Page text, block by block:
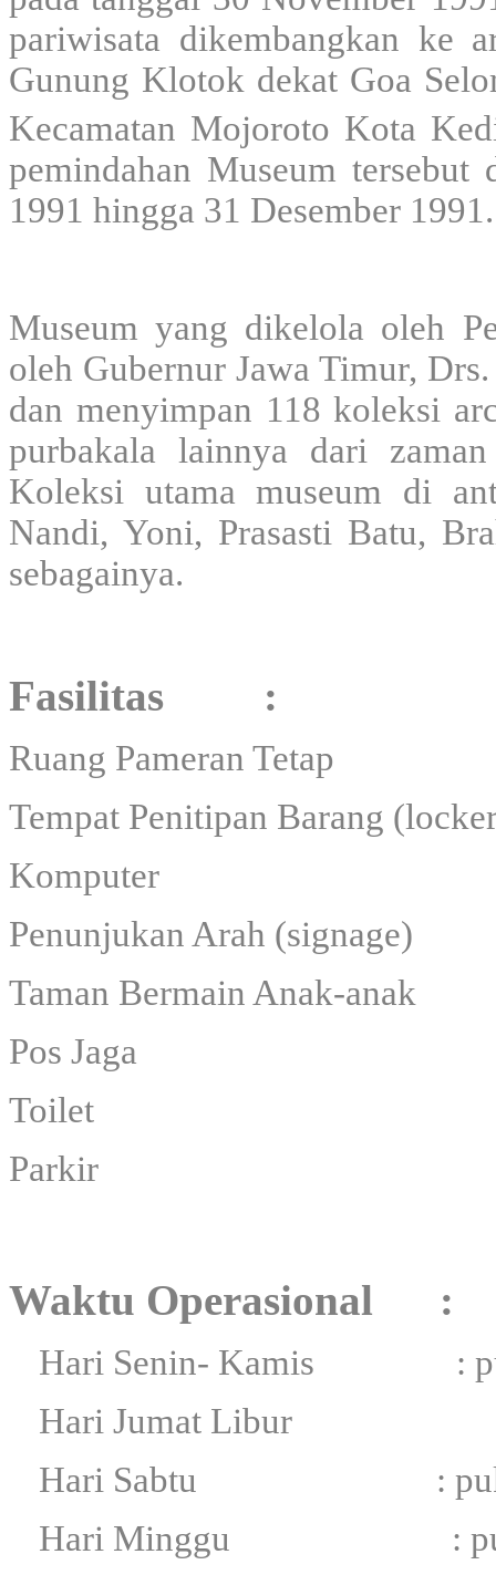
pariwisata dikembangkan ke
Gunung Klotok dekat Goa
Kecamatan Mojoroto Kota
pemindahan Museum
1991 hingga 31 Desember 1991.
Museum yang dikelola oleh
oleh Gubernur Jawa Timur,
dan menyimpan 118 koleksi
purbakala lainnya dari
Koleksi utama museum di
Nandi, Yoni, Prasasti Batu,
sebagainya.
Fasilitas :
Ruang Pameran Tetap
Tempat Penitipan Barang
Komputer
Penunjukan Arah (signage)
Taman Bermain Anak-anak
Pos Jaga
Toilet
Parkir
Waktu Operasional :
Hari Senin- Kamis :
Hari Jumat Libur
Hari Sabtu : pukul
Hari Minggu : pukul